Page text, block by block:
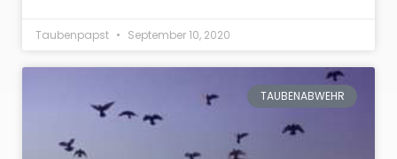
Taubenpapst September 10, 2020
TAUBENABWEHR